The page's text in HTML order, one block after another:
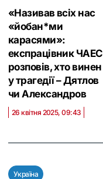
«Називав всіх нас
«йобан*ми
карасями»:
експрацівник ЧАЕС
розповів, хто винен
у трагедії – Дятлов
чи Александров
26 квітня 2025, 09:43
Україна